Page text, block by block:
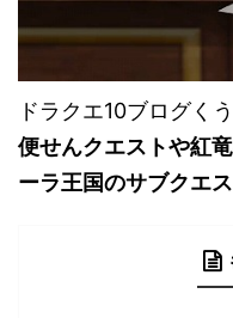
ドラクエ10ブログく
便せんクエストや紅
ーラ王国のサブクエ